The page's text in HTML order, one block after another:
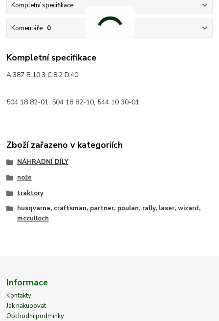
Kompletní specifikace
Komentáře 0
Kompletní specifikace
A.387 B.10,3 C.8,2 D.40
504 18 82-01, 504 18 82-10, 544 10 30-01
Zboží zařazeno v kategoriích
NÁHRADNÍ DÍLY
nože
traktory
husqvarna, craftsman, partner, poulan, rally, laser, wizard,
mcculloch
Informace
Kontakty
Jak nakupovat
Obchodní podmínky